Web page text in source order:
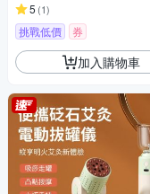
5 (1)
挑戰低價 券
加入購物車